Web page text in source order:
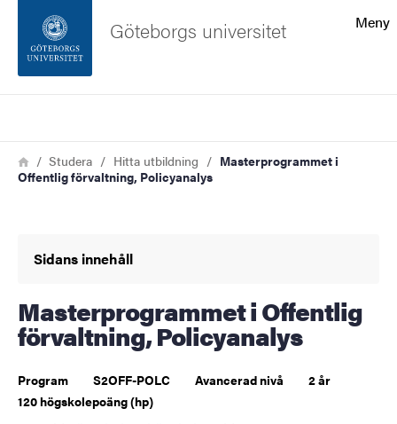
Sidfoten
Om webbplatsen
Meny
Göteborgs universitet
Länkstig
HemStudera Hitta utbildning
Masterprogrammet i
Offentlig förvaltning, Policyanalys
Sidans innehåll
Masterprogrammet i Offentlig
förvaltning, Policyanalys
Program S2OFF-POLC Avancerad nivå
2 år
120 högskolepoäng (hp)